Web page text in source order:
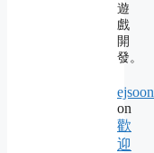
遊
戲
開
發。
ejsoon
on
歡
迎